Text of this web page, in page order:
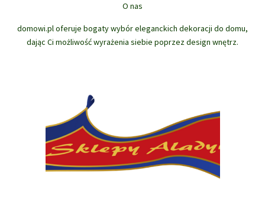
Moskitiery
–
O nas
domowi.pl oferuje bogaty wybór eleganckich dekoracji do domu,
dając Ci możliwość wyrażenia siebie poprzez design wnętrz.